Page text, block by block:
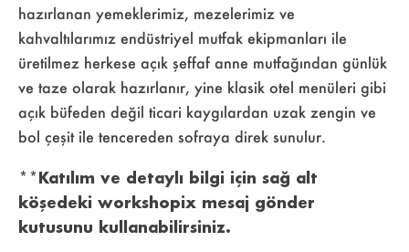
hazırlanan yemeklerimiz, mezelerimiz ve
kahvaltılarımız endüstriyel mutfak ekipmanları ile
üretilmez herkese açık şeffaf anne mutfağından günlük
ve taze olarak hazırlanır, yine klasik otel menüleri gibi
açık büfeden değil ticari kaygılardan uzak zengin ve
bol çeşit ile tencereden sofraya direk sunulur.
**Katılım ve detaylı bilgi için sağ alt
köşedeki workshopix mesaj gönder
kutusunu kullanabilirsiniz.